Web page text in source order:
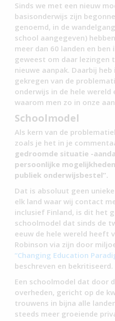
Sinds we met een nieuw
basisonderwijs zijn
genoemd, in de
school aangegeven)
meer dan 60 landen en ben
geweest om daar lezingen
nieuwe aanpak. Daarbij
gekregen van de
onderwijs in de hele
waarom men zo in onze
Schoolmodel
Als kern van de
zoals je het in je
gedroomde situatie -
persoonlijke
publiek onderwijsbestel”.
Dat is absoluut geen
elk land waar wij contact
inclusief Finland, is dit het
schoolmodel dat sinds de
eeuw de hele wereld heeft
Robinson via zijn door
“Changing Education
beschreven en bekritiseerd.
Een schoolmodel dat door
overheden, gericht op de
trouwens in bijna alle
steeds meer groeiende